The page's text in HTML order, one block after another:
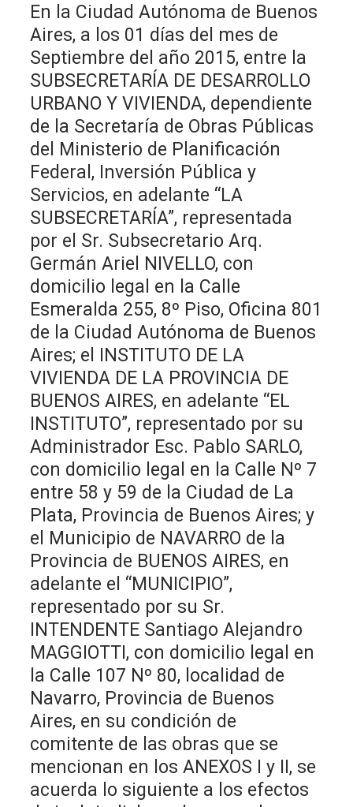
En la Ciudad Autónoma de Buenos
Aires, a los 01 días del mes de
Septiembre del año 2015, entre la
SUBSECRETARÍA DE DESARROLLO
URBANO Y VIVIENDA, dependiente
de la Secretaría de Obras Públicas
del Ministerio de Planificación
Federal, Inversión Pública y
Servicios, en adelante “LA
SUBSECRETARÍA”, representada
por el Sr. Subsecretario Arq.
Germán Ariel NIVELLO, con
domicilio legal en la Calle
Esmeralda 255, 8º Piso, Oficina 801
de la Ciudad Autónoma de Buenos
Aires; el INSTITUTO DE LA
VIVIENDA DE LA PROVINCIA DE
BUENOS AIRES, en adelante “EL
INSTITUTO”, representado por su
Administrador Esc. Pablo SARLO,
con domicilio legal en la Calle Nº 7
entre 58 y 59 de la Ciudad de La
Plata, Provincia de Buenos Aires; y
el Municipio de NAVARRO de la
Provincia de BUENOS AIRES, en
adelante el “MUNICIPIO”,
representado por su Sr.
INTENDENTE Santiago Alejandro
MAGGIOTTI, con domicilio legal en
la Calle 107 Nº 80, localidad de
Navarro, Provincia de Buenos
Aires, en su condición de
comitente de las obras que se
mencionan en los ANEXOS I y II, se
acuerda lo siguiente a los efectos